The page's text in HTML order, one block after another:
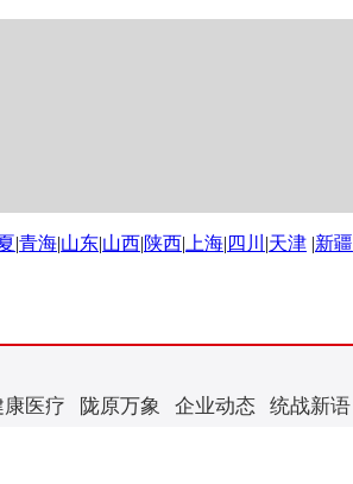
|青海|山东|山西|陕西| 上海| 四川 |天津 |新疆
康医疗 陇原万象 企业动态 统战新语